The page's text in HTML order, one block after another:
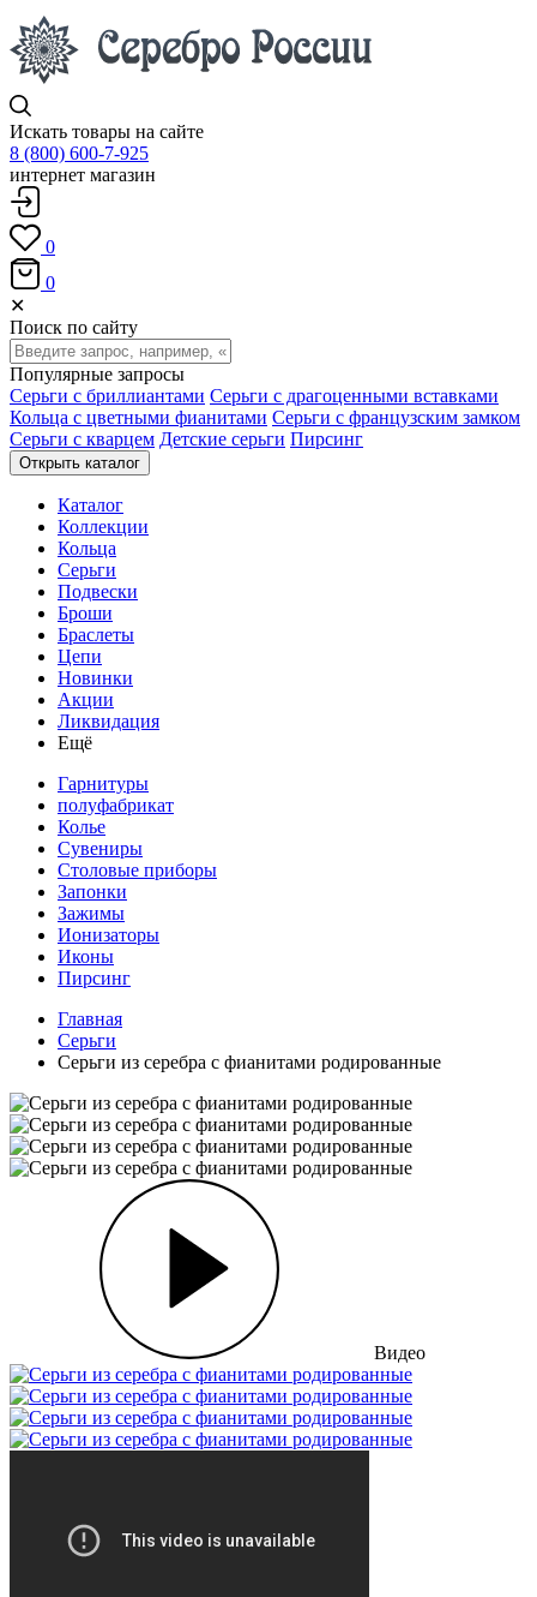
Искать товары на сайте
8 (800) 600-7-925
интернет магазин
0
0
✕
Поиск по сайту
Популярные запросы
Серьги с бриллиантами Серьги с драгоценными вставками
Кольца с цветными фианитами Серьги с французским замком
Серьги с кварцем Детские серьги Пирсинг
Открыть каталог
Каталог
Коллекции
Кольца
Серьги
Подвески
Броши
Браслеты
Цепи
Новинки
Акции
Ликвидация
Ещё
Гарнитуры
полуфабрикат
Колье
Сувениры
Столовые приборы
Запонки
Зажимы
Ионизаторы
Иконы
Пирсинг
Главная
Серьги
Серьги из серебра с фианитами родированные
Видео